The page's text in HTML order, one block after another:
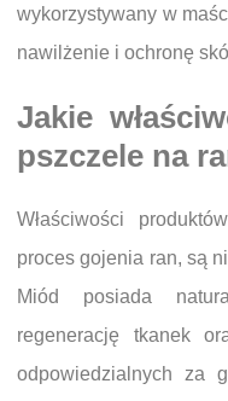
wykorzystywany w
nawilżenie i ochronę
Jakie
pszczele na
Właściwości
proces gojenia ran, są
Miód posiada
regenerację tkanek
odpowiedzialnych za